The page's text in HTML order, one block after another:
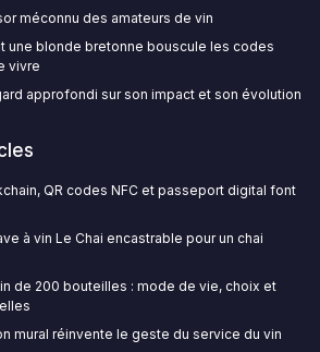
méconnu des amateurs de vin
une blonde bretonne bouscule les codes
vivre
approfondi sur son impact et son évolution
QR codes NFC et passeport digital font
à vin Le Chai encastrable pour un chai
de 200 bouteilles : mode de vie, choix et
mural réinvente le geste du service du vin